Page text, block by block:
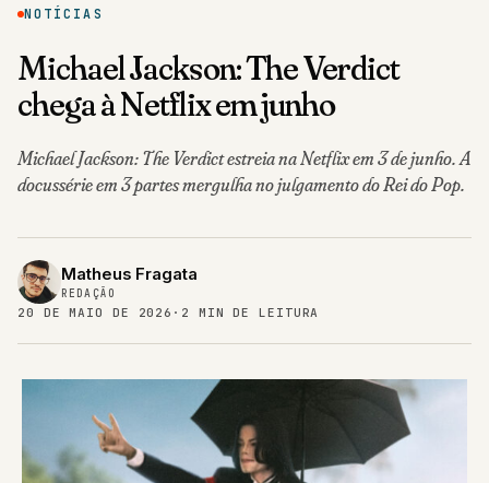
NOTÍCIAS
Michael Jackson: The Verdict
chega à Netflix em junho
Michael Jackson: The Verdict estreia na Netflix em 3 de junho. A
docussérie em 3 partes mergulha no julgamento do Rei do Pop.
Matheus Fragata
REDAÇÃO
20 DE MAIO DE 2026 · 2 MIN DE LEITURA